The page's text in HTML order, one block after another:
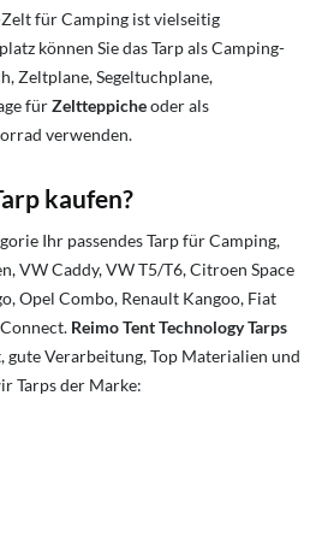
für Camping ist vielseitig
können Sie das Tarp als Camping-
Zeltplane, Segeltuchplane,
fürZeltteppicheoder als
verwenden.
kaufen?
Ihr passendes Tarp für Camping,
VW Caddy, VW T5/T6, Citroen Space
Opel Combo, Renault Kangoo, Fiat
Reimo Tent Technology Tarps
gute Verarbeitung, Top Materialien und
Tarps der Marke: